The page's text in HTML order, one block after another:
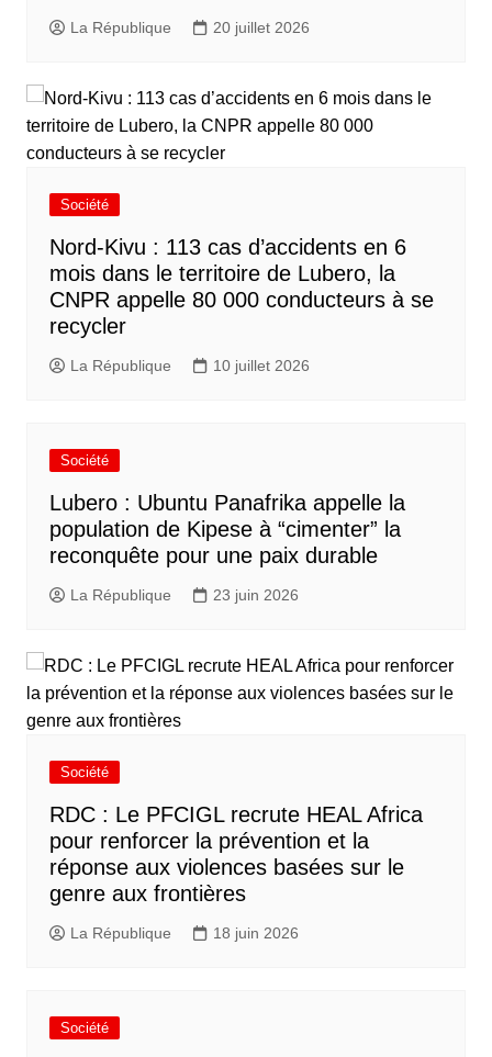
La République 20 juillet 2026
Société
Nord-Kivu : 113 cas d’accidents en 6
mois dans le territoire de Lubero, la
CNPR appelle 80 000 conducteurs à se
recycler
La République 10 juillet 2026
Société
Lubero : Ubuntu Panafrika appelle la
population de Kipese à “cimenter” la
reconquête pour une paix durable
La République 23 juin 2026
Société
RDC : Le PFCIGL recrute HEAL Africa
pour renforcer la prévention et la
réponse aux violences basées sur le
genre aux frontières
La République 18 juin 2026
Société